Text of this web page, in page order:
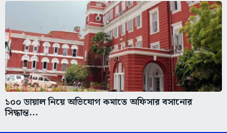
১০০ ডায়াল নিয়ে অভিযোগ কমাতে অফিসার বসানোর
সিদ্ধান্ত...